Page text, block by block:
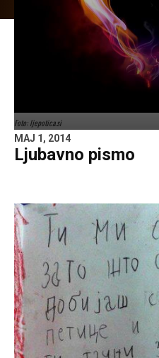
Foto: ljepotica.si
MAJ 1, 2014
Ljubavno pismo